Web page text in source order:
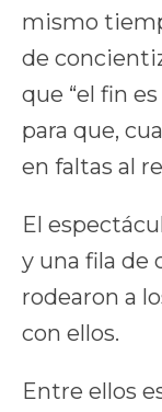
mismo
de
que “el fin
para que,
en faltas al
El
y una fila de
rodearon a
con ellos.
Entre ellos